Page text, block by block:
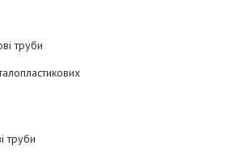
труби
труби